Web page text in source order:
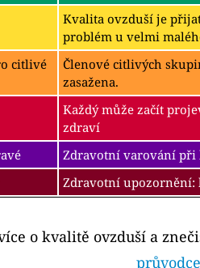
Kvalita ovzduší je
problém u velmi
citlivé
Členové citlivých
zasažena.
Každý může začít
zdraví
Zdravotní varování při
Zdravotní upozornění:
o kvalitě ovzduší a